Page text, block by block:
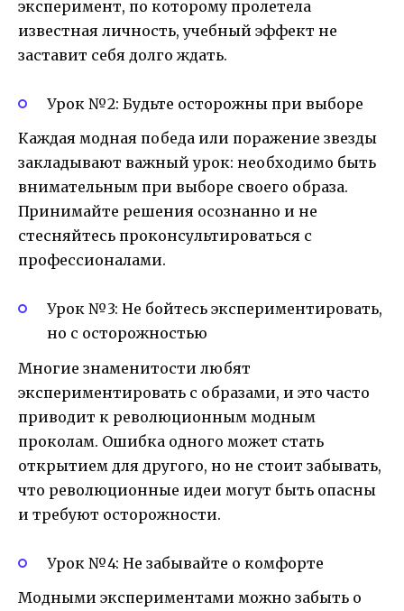
эксперимент, по которому пролетела
известная личность, учебный эффект не
заставит себя долго ждать.
Урок №2: Будьте осторожны при выборе
Каждая модная победа или поражение звезды
закладывают важный урок: необходимо быть
внимательным при выборе своего образа.
Принимайте решения осознанно и не
стесняйтесь проконсультироваться с
профессионалами.
Урок №3: Не бойтесь экспериментировать,
но с осторожностью
Многие знаменитости любят
экспериментировать с образами, и это часто
приводит к революционным модным
проколам. Ошибка одного может стать
открытием для другого, но не стоит забывать,
что революционные идеи могут быть опасны
и требуют осторожности.
Урок №4: Не забывайте о комфорте
Модными экспериментами можно забыть о